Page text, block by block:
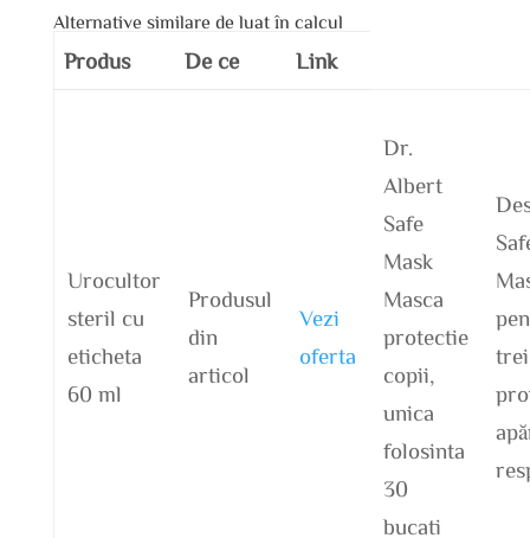
Alternative similare de luat în calcul
Produs De ce Link
Urocultor
steril cu
eticheta
60 ml
Produsul
din
articol
Vezi
oferta
Dr.
Albert
Safe
Mask
Masca
protectie
copii,
unica
folosinta
30
bucati